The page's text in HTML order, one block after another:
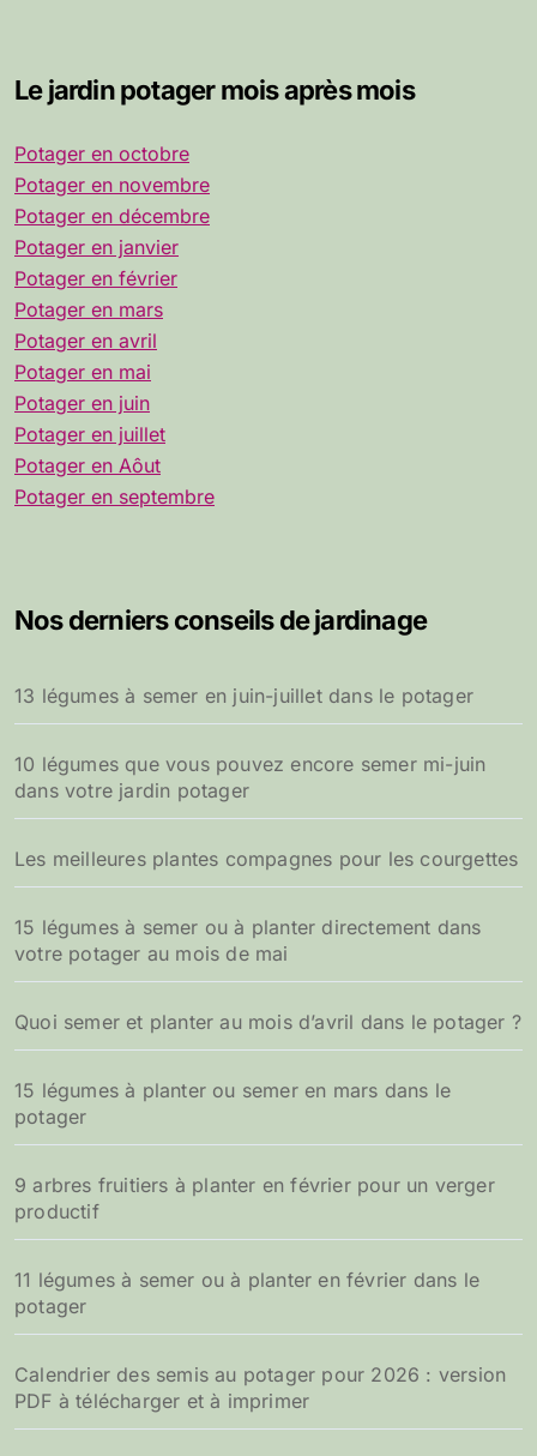
Le jardin potager mois après mois
Potager en octobre
Potager en novembre
Potager en décembre
Potager en janvier
Potager en février
Potager en mars
Potager en avril
Potager en mai
Potager en juin
Potager en juillet
Potager en Aôut
Potager en septembre
Nos derniers conseils de jardinage
13 légumes à semer en juin-juillet dans le potager
10 légumes que vous pouvez encore semer mi-juin
dans votre jardin potager
Les meilleures plantes compagnes pour les courgettes
15 légumes à semer ou à planter directement dans
votre potager au mois de mai
Quoi semer et planter au mois d’avril dans le potager ?
15 légumes à planter ou semer en mars dans le
potager
9 arbres fruitiers à planter en février pour un verger
productif
11 légumes à semer ou à planter en février dans le
potager
Calendrier des semis au potager pour 2026 : version
PDF à télécharger et à imprimer